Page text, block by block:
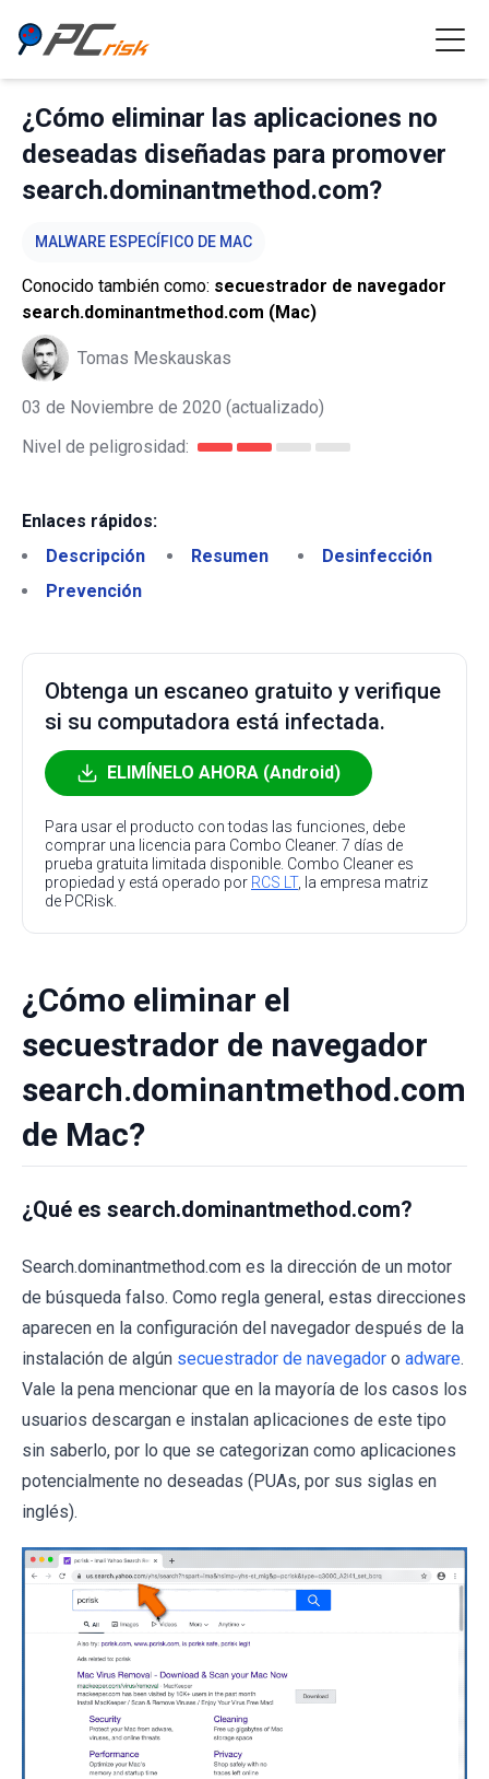
¿Cómo eliminar las aplicaciones no
deseadas diseñadas para promover
search.dominantmethod.com?
MALWARE ESPECÍFICO DE MAC
Conocido también como: secuestrador de navegador
search.dominantmethod.com (Mac)
Tomas Meskauskas
03 de Noviembre de 2020 (actualizado)
Nivel de peligrosidad:
Enlaces rápidos:
Descripción
Resumen
Desinfección
Prevención
Obtenga un escaneo gratuito y verifique
si su computadora está infectada.
ELIMÍNELO AHORA (Android)
Para usar el producto con todas las funciones, debe
comprar una licencia para Combo Cleaner. 7 días de
prueba gratuita limitada disponible. Combo Cleaner es
propiedad y está operado por RCS LT, la empresa matriz
de PCRisk.
¿Cómo eliminar el
secuestrador de navegador
search.dominantmethod.com
de Mac?
¿Qué es search.dominantmethod.com?
Search.dominantmethod.com es la dirección de un motor
de búsqueda falso. Como regla general, estas direcciones
aparecen en la configuración del navegador después de la
instalación de algún secuestrador de navegador o adware.
Vale la pena mencionar que en la mayoría de los casos los
usuarios descargan e instalan aplicaciones de este tipo
sin saberlo, por lo que se categorizan como aplicaciones
potencialmente no deseadas (PUAs, por sus siglas en
inglés).